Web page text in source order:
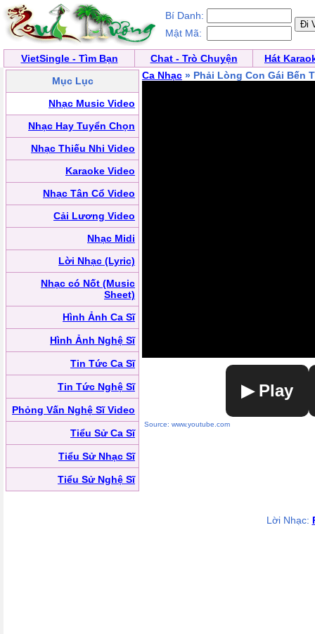
Bí Danh:
Mật Mã:
VietSingle - Tìm Bạn Chat - Trò Chuyện
Hát
Mục Lục
Nhạc Music Video
Nhạc Hay Tuyển Chọn
Nhạc Thiếu Nhi Video
Karaoke Video
Nhạc Tân Cổ Video
Cải Lương Video
Nhạc Midi
Lời Nhạc (Lyric)
Nhạc có Nốt (Music
Sheet)
Hình Ảnh Ca Sĩ
Hình Ảnh Nghệ Sĩ
Tin Tức Ca Sĩ
Tin Tức Nghệ Sĩ
Phỏng Vấn Nghệ Sĩ Video
Tiểu Sử Ca Sĩ
Tiểu Sử Nhạc Sĩ
Tiểu Sử Nghệ Sĩ
Ca Nhạc » Phải Lòng Con Gái Bến
▶ Play
Source: www.youtube.com
Lời Nhạc: